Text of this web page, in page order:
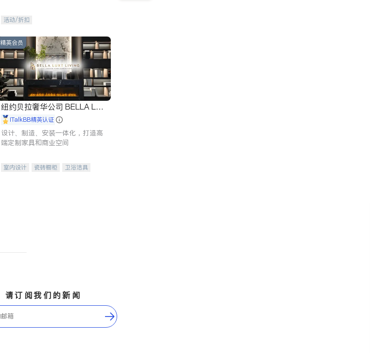
活动/折扣
精英会员
纽约贝拉奢华公司 BELLA LUX
E iTalkBB精英认证
设计、制造、安装一体化，打造高
端定制家具和商业空间
室内设计 瓷砖橱柜
卫浴洁具
请订阅我们的新闻